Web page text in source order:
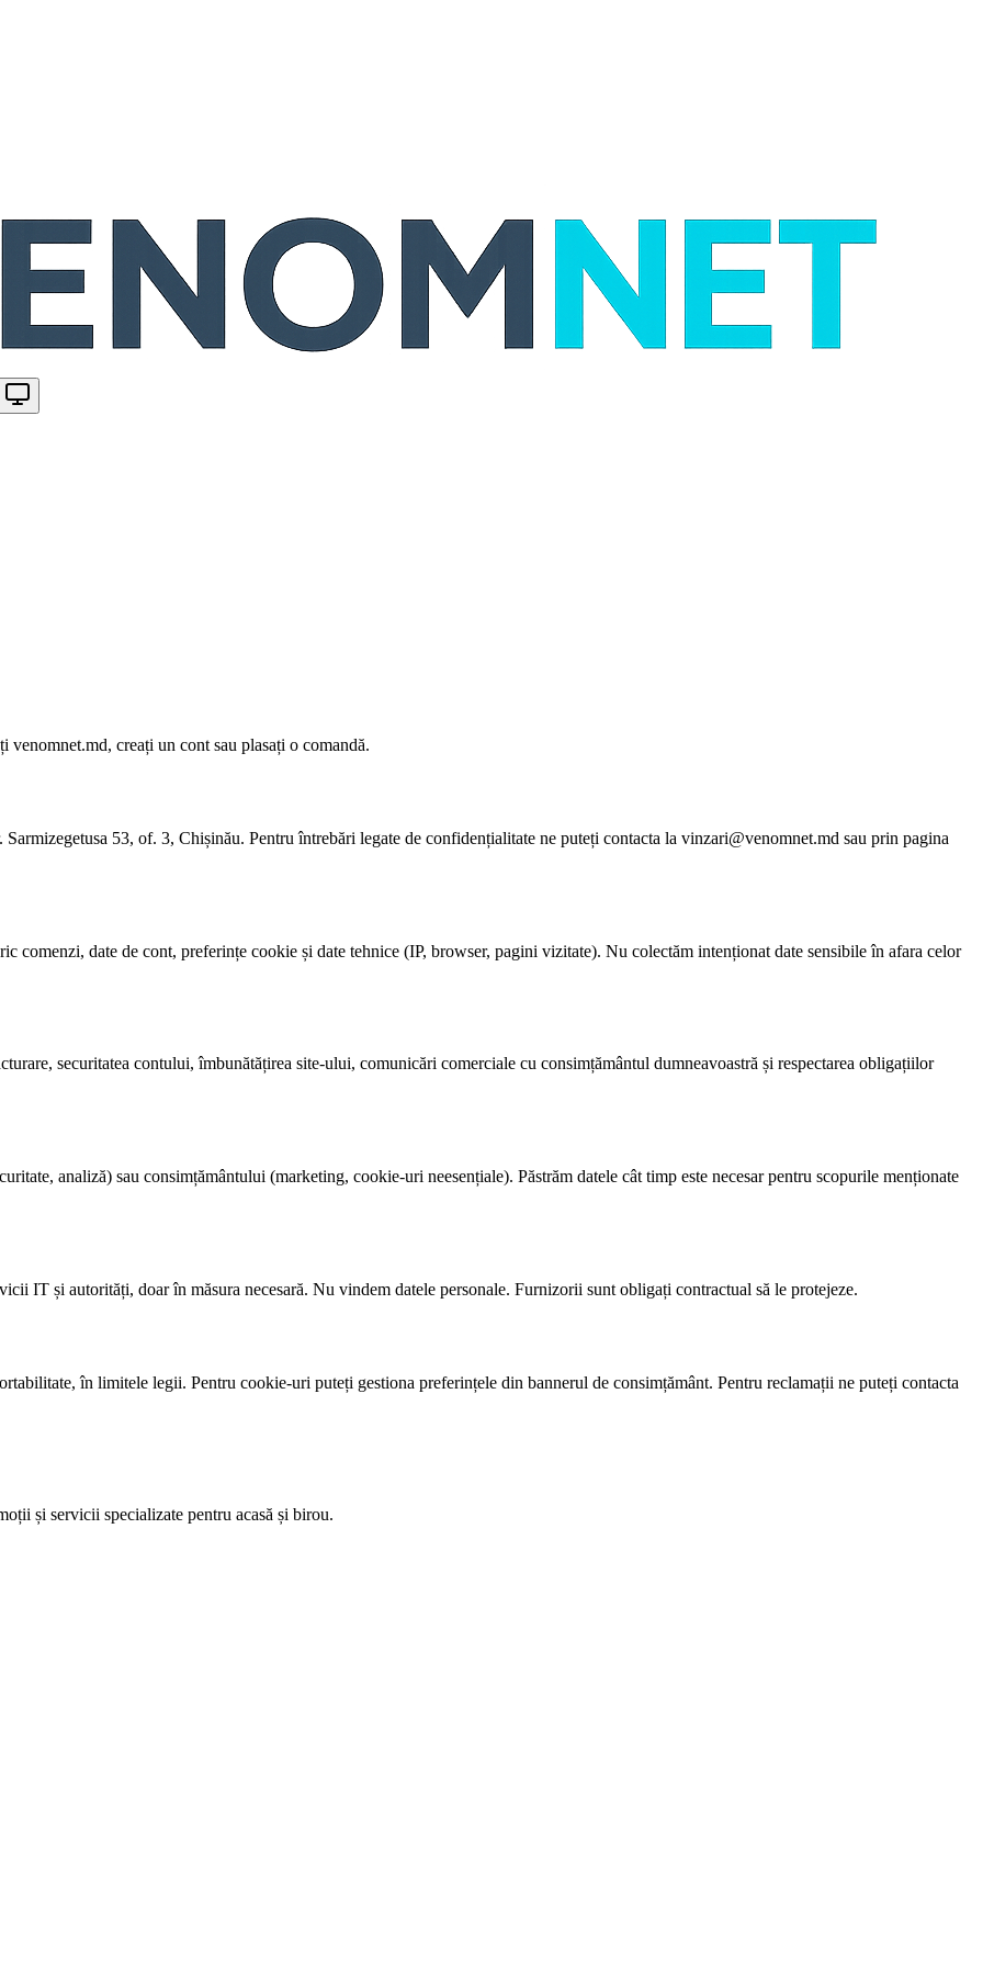
creați un cont sau plasați o comandă.
53, of. 3, Chișinău. Pentru întrebări legate de confidențialitate ne puteți contacta la vinzari@venomnet.md sau prin pagina
comenzi, date de cont, preferințe cookie și date tehnice (IP, browser, pagini vizitate). Nu colectăm intenționat date sensibile în afara celor
securitatea contului, îmbunătățirea site-ului, comunicări comerciale cu consimțământul dumneavoastră și respectarea obligațiilor
analiză) sau consimțământului (marketing, cookie-uri neesențiale). Păstrăm datele cât timp este necesar pentru scopurile menționate
IT și autorități, doar în măsura necesară. Nu vindem datele personale. Furnizorii sunt obligați contractual să le protejeze.
în limitele legii. Pentru cookie-uri puteți gestiona preferințele din bannerul de consimțământ. Pentru reclamații ne puteți contacta
și servicii specializate pentru acasă și birou.